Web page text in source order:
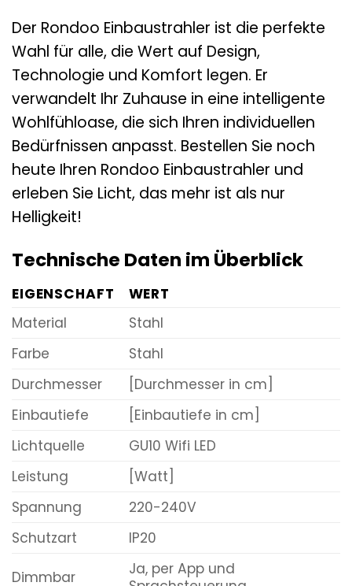
Der Rondoo Einbaustrahler ist die perfekte
Wahl für alle, die Wert auf Design,
Technologie und Komfort legen. Er
verwandelt Ihr Zuhause in eine intelligente
Wohlfühloase, die sich Ihren individuellen
Bedürfnissen anpasst. Bestellen Sie noch
heute Ihren Rondoo Einbaustrahler und
erleben Sie Licht, das mehr ist als nur
Helligkeit!
Technische Daten im Überblick
EIGENSCHAFT
WERT
Material
Stahl
Farbe
Stahl
Durchmesser
[Durchmesser in cm]
Einbautiefe
[Einbautiefe in cm]
Lichtquelle
GU10 Wifi LED
Leistung
[Watt]
Spannung
220-240V
Schutzart
IP20
Dimmbar
Ja, per App und